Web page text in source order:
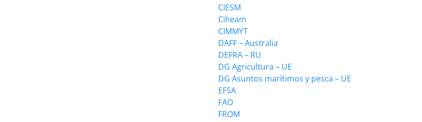
CIESM
Ciheam
CIMMYT
DAFF – Australia
DEFRA – RU
DG Agricultura – UE
DG Asuntos marítimos y pesca – UE
EFSA
FAO
FROM